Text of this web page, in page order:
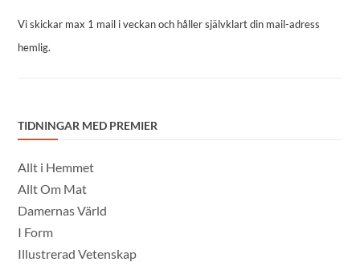
Vi skickar max 1 mail i veckan och håller självklart din mail-adress
hemlig.
TIDNINGAR MED PREMIER
Allt i Hemmet
Allt Om Mat
Damernas Värld
I Form
Illustrerad Vetenskap